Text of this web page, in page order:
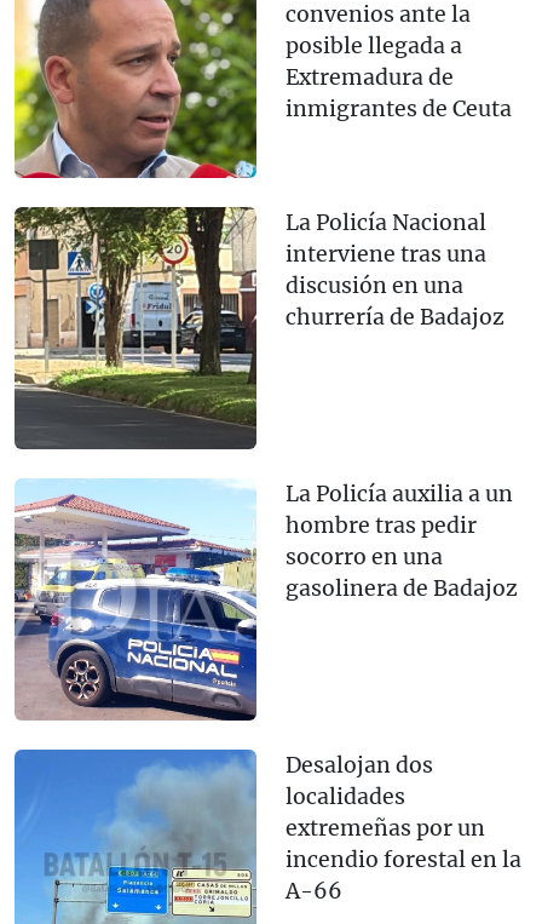
convenios ante la
posible llegada a
Extremadura de
inmigrantes de Ceuta
La Policía Nacional
interviene tras una
discusión en una
churrería de Badajoz
La Policía auxilia a un
hombre tras pedir
socorro en una
gasolinera de Badajoz
Desalojan dos
localidades
extremeñas por un
incendio forestal en la
A-66